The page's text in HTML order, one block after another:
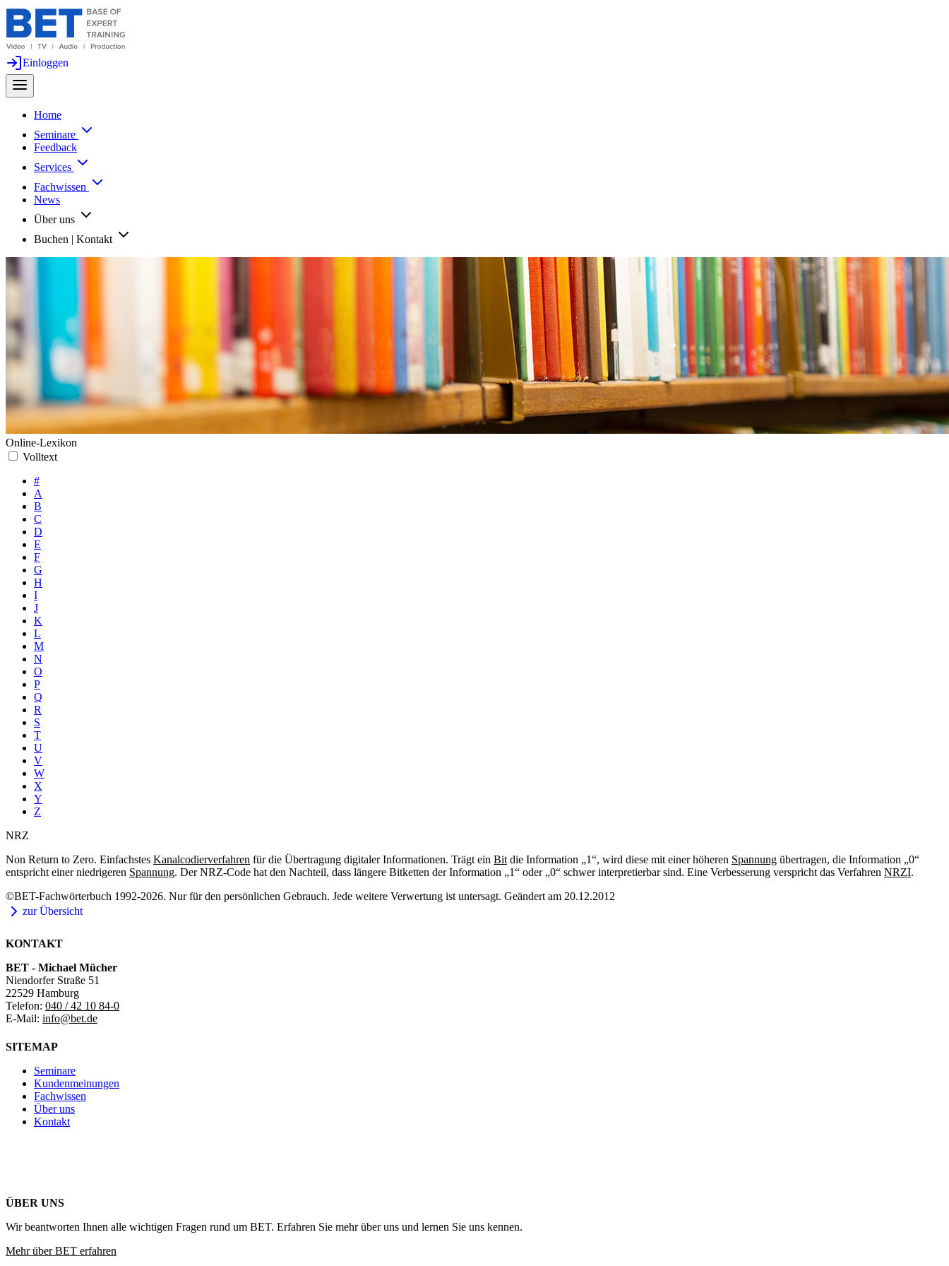
Einloggen
Home
Seminare
Feedback
Services
Fachwissen
News
Über uns
Buchen | Kontakt
Online-Lexikon
Volltext
#
A
B
C
D
E
F
G
H
I
J
K
L
M
N
O
P
Q
R
S
T
U
V
W
X
Y
Z
NRZ
Non Return to Zero. Einfachstes Kanalcodierverfahren für die Übertragung digitaler Informationen. Trägt ein Bit die Information „1“, wird diese mit einer höheren Spannung übertragen, die Information „0“
entspricht einer niedrigeren Spannung. Der NRZ-Code hat den Nachteil, dass längere Bitketten der Information „1“ oder „0“ schwer interpretierbar sind. Eine Verbesserung verspricht das Verfahren NRZI.
©BET-Fachwörterbuch 1992-2026. Nur für den persönlichen Gebrauch. Jede weitere Verwertung ist untersagt. Geändert am 20.12.2012
zur Übersicht
KONTAKT
BET - Michael Mücher
Niendorfer Straße 51
22529 Hamburg
Telefon: 040 / 42 10 84-0
E-Mail: info@bet.de
SITEMAP
Seminare
Kundenmeinungen
Fachwissen
Über uns
Kontakt
ÜBER UNS
Wir beantworten Ihnen alle wichtigen Fragen rund um BET. Erfahren Sie mehr über uns und lernen Sie uns kennen.
Mehr über BET erfahren